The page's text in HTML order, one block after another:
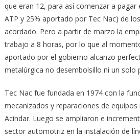
que eran 12, para así comenzar a pagar
ATP y 25% aportado por Tec Nac) de
acordado. Pero a partir de marzo la
trabajo a 8 horas, por lo que al
aportado por el gobierno alcanzo
metalúrgica no desembolsillo ni un solo
Tec Nac fue fundada en 1974 con la
mecanizados y reparaciones de
Acindar. Luego se ampliaron e
sector automotriz en la instalación de